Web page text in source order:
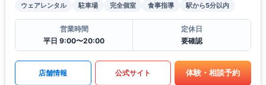
ウェアレンタル 駐車場 完全個室 食事指導 駅から5分以内
営業時間
平日 9:00〜20:00
定休日
要確認
店舗情報 公式サイト 体験・相談予約